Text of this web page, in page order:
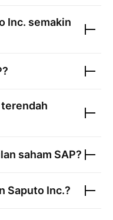
Inc. semakin
?
saham SAP?
Saputo Inc.?